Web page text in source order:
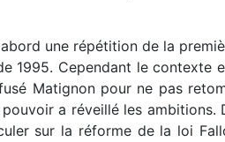
une répétition de la
1995. Cependant le
Matignon pour ne pas
a réveillé les ambitions.
sur la réforme de la loi